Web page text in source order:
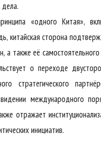
«одного Китая»,
китайская сторона
а также её самостоятельного
о переходе
стратегического
международного
отражает
инициатив.